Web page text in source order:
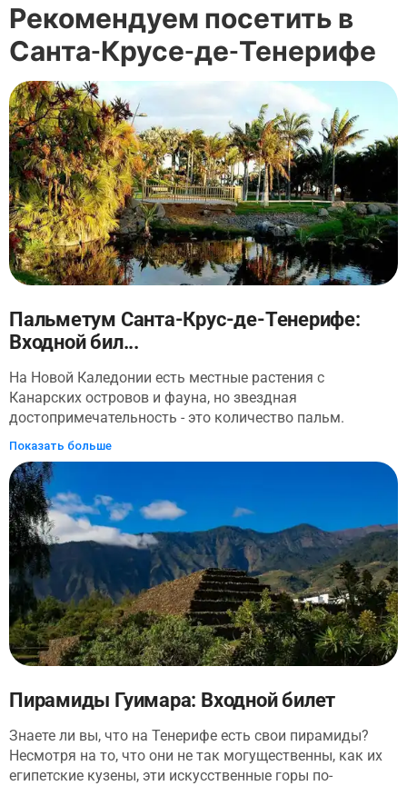
Рекомендуем посетить в
Санта-Крусе-де-Тенерифе
Пальметум Санта-Крус-де-Тенерифе:
Входной бил...
На Новой Каледонии есть местные растения с
Канарских островов и фауна, но звездная
достопримечательность - это количество пальм.
Каждая пальма - и их много - была расставлена на фоне
растительности. Примечательны экспонаты из
Карибского бассейна, наиболее разнообразные во всем
ботаническом саду. Ваше путешествие не будет полным
без посещения баобабов, которые расцветают здесь
каждый год с 2012 года.
Показать больше
Пирамиды Гуимара: Входной билет
Знаете ли вы, что на Тенерифе есть свои пирамиды?
Несмотря на то, что они не так могущественны, как их
египетские кузены, эти искусственные горы по-